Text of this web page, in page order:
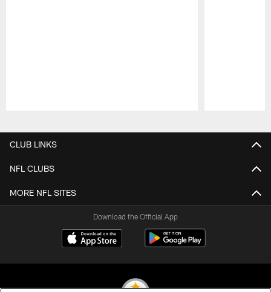
CLUB LINKS
NFL CLUBS
MORE NFL SITES
Download the Official App